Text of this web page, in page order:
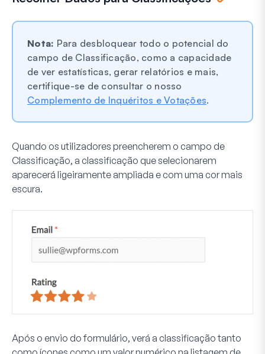
Nota: Para desbloquear todo o potencial do
campo de Classificação, como a capacidade
de ver estatísticas, gerar relatórios e mais,
certifique-se de consultar o nosso
Complemento de Inquéritos e Votações.
Quando os utilizadores preencherem o campo de
Classificação, a classificação que selecionarem
aparecerá ligeiramente ampliada e com uma cor mais
escura.
Após o envio do formulário, verá a classificação tanto